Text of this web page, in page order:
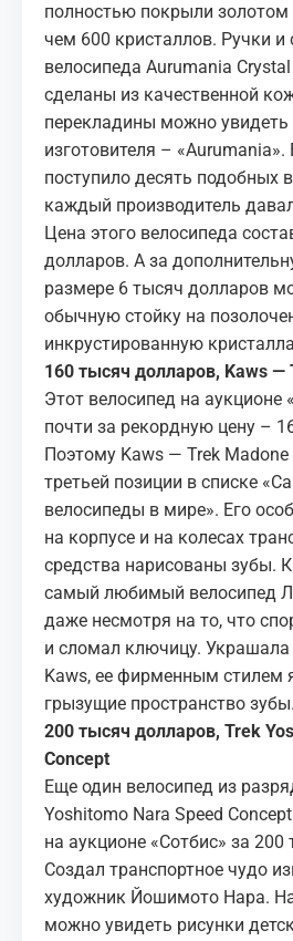
полностью покрыли золотом
чем 600 кристаллов. Ручки и
велосипеда Aurumania
сделаны из качественной
перекладины можно увидеть
изготовителя –
поступило десять подобных
каждый производитель
Цена этого велосипеда
долларов. А за
размере 6 тысяч долларов
обычную стойку на
инкрустированную
160 тысяч долларов, Kaws —
Этот велосипед на аукционе
почти за рекордную цену –
Поэтому Kaws — Trek Madone
третьей позиции в списке
велосипеды в мире». Его
на корпусе и на колесах
средства нарисованы зубы.
самый любимый велосипед
даже несмотря на то, что
и сломал ключицу. Украшала
Kaws, ее фирменным стилем
грызущие пространство зубы.
200 тысяч долларов, Trek
Concept
Еще один велосипед из
Yoshitomo Nara Speed
на аукционе «Сотбис» за
Создал транспортное чудо
художник Йошимото Нара.
можно увидеть рисунки